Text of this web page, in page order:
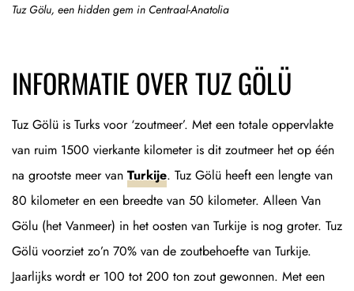
Tuz Gölu, een hidden gem in Centraal-Anatolia
INFORMATIE OVER TUZ GÖLÜ
Tuz Gölü is Turks voor ‘zoutmeer’. Met een totale oppervlakte
van ruim 1500 vierkante kilometer is dit zoutmeer het op één
na grootste meer van Turkije. Tuz Gölü heeft een lengte van
80 kilometer en een breedte van 50 kilometer. Alleen Van
Gölu (het Vanmeer) in het oosten van Turkije is nog groter. Tuz
Gölü voorziet zo’n 70% van de zoutbehoefte van Turkije.
Jaarlijks wordt er 100 tot 200 ton zout gewonnen. Met een